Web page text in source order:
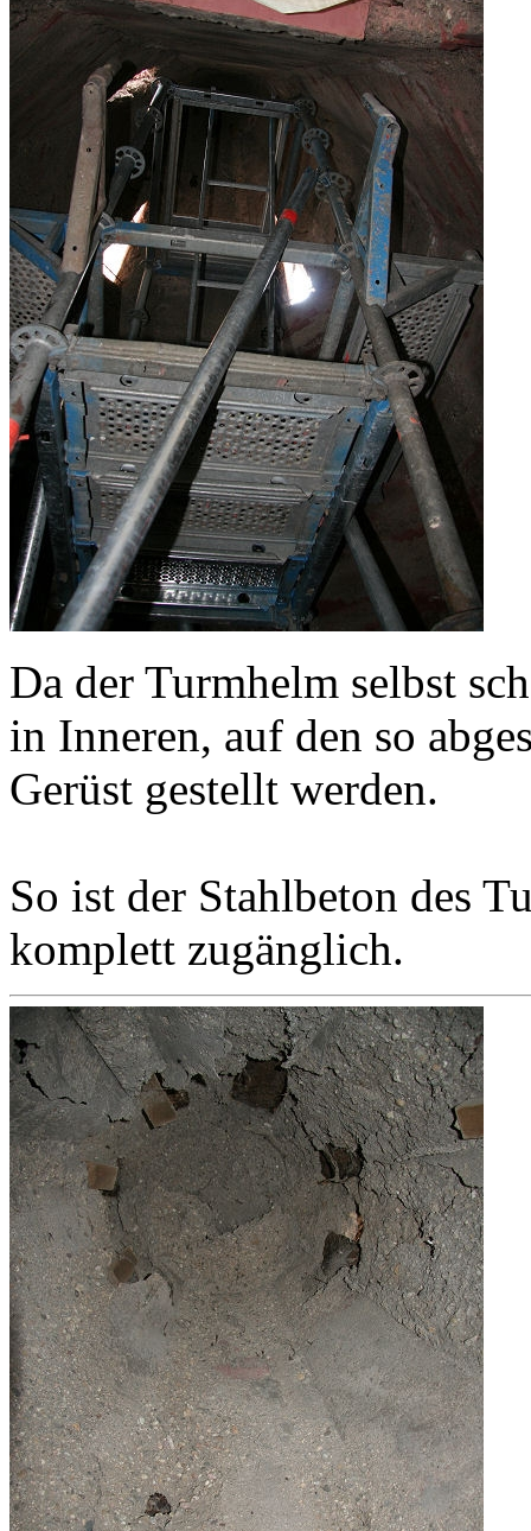
Da der Turmhelm selbst
in Inneren, auf den so
Gerüst gestellt werden.
So ist der Stahlbeton des
komplett zugänglich.